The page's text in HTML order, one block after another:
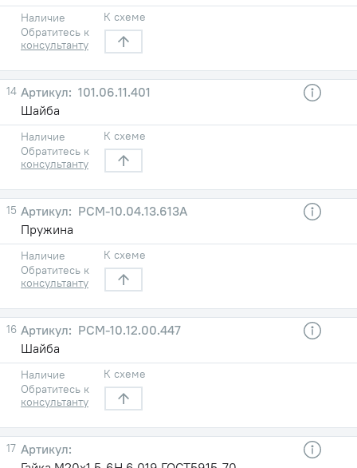
Наличие
Обратитесь к
консультанту
К схеме
14
101.06.11.401
Шайба
Наличие
Обратитесь к
консультанту
К схеме
15
РСМ-10.04.13.613А
Пружина
Наличие
Обратитесь к
консультанту
К схеме
16
РСМ-10.12.00.447
Шайба
Наличие
Обратитесь к
консультанту
К схеме
17